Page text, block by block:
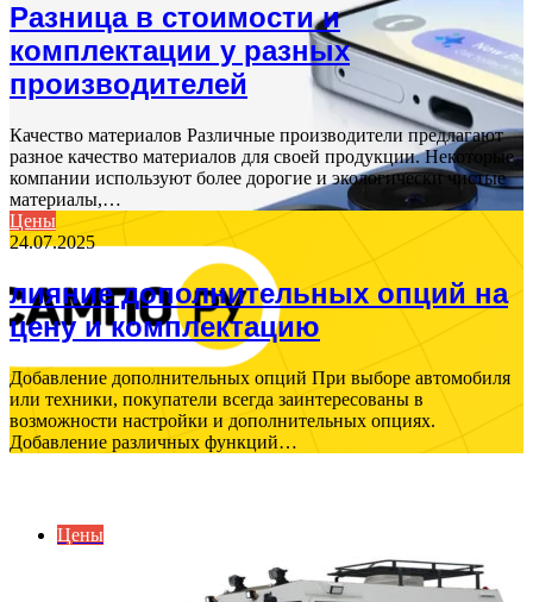
Разница в стоимости и
комплектации у разных
производителей
Качество материалов Различные производители предлагают
разное качество материалов для своей продукции. Некоторые
компании используют более дорогие и экологически чистые
материалы,…
Цены
24.07.2025
лияние дополнительных опций на
цену и комплектацию
Добавление дополнительных опций При выборе автомобиля
или техники, покупатели всегда заинтересованы в
возможности настройки и дополнительных опциях.
Добавление различных функций…
Цены